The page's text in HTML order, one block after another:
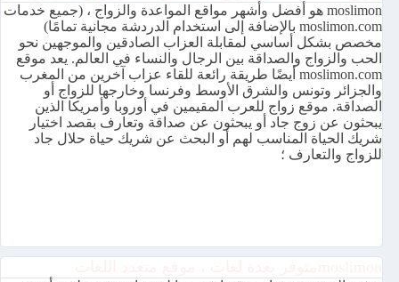
moslimon هو أفضل وأشهر مواقع المواعدة والزواج ، (جميع خدمات
moslimon.com بالإضافة إلى استخدام الدردشة مجانية تمامًا)
مخصص بشكل أساسي لمقابلة العزاب الصادقين والموجهين نحو
الحب والزواج والصداقة بين الرجال والنساء في العالم. يعد موقع
moslimon.com أيضًا طريقة رائعة للقاء عزاب آخرين من المغرب
والجزائر وتونس والشرق الأوسط وفرنسا وخارجها للزواج أو
الصداقة. موقع زواج للعرب المقيمين في أوروبا وأمريكا الذين
يبحثون عن زوج جاد أو يبحثون عن صداقة وتعارف بقصد اختيار
شريك الحياة المناسب لهم أو البحث عن شريك حياة حلال جاد
للزواج والتعارف ؛